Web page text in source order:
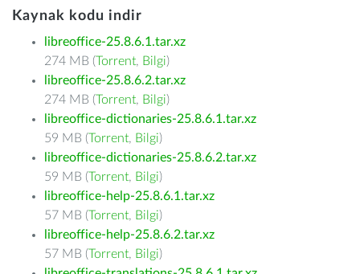
Kaynak kodu indir
libreoffice-25.8.6.1.tar.xz
274 MB (Torrent, Bilgi)
libreoffice-25.8.6.2.tar.xz
274 MB (Torrent, Bilgi)
libreoffice-dictionaries-25.8.6.1.tar.xz
59 MB (Torrent, Bilgi)
libreoffice-dictionaries-25.8.6.2.tar.xz
59 MB (Torrent, Bilgi)
libreoffice-help-25.8.6.1.tar.xz
57 MB (Torrent, Bilgi)
libreoffice-help-25.8.6.2.tar.xz
57 MB (Torrent, Bilgi)